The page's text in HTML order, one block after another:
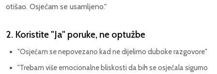
otišao. Osjećam se usamljeno."
2. Koristite "Ja" poruke, ne optužbe
"Osjećam se nepovezano kad ne dijelimo duboke razgovore"
"Trebam više emocionalne bliskosti da bih se osjećala sigurno